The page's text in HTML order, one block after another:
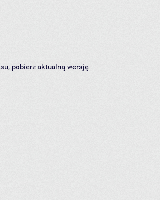
pobierz aktualną wersję